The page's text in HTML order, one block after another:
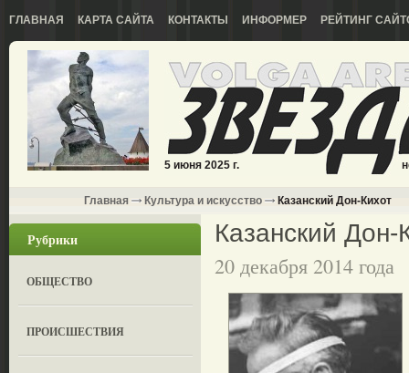
ГЛАВНАЯ КАРТА САЙТА КОНТАКТЫ ИНФОРМЕР РЕЙТИНГ
5 июня 2025 г.
Главная Культура и искусство Казанский Дон-Кихот
Рубрики
ОБЩЕСТВО
ПРОИСШЕСТВИЯ
Казанский Дон-
20 декабря 2014 года